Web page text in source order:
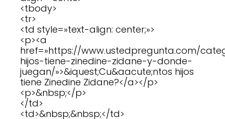
<tbody>
<tr>
<td style=»text-align: center;»>
<p><a
href=»https://www.ustedpregunta.com/
hijos-tiene-zinedine-zidane-y-donde-
juegan/»>&iquest;Cu&aacute;ntos hijos
tiene Zinedine Zidane?</a></p>
<p>&nbsp;</p>
</td>
<td>&nbsp;&nbsp;</td>